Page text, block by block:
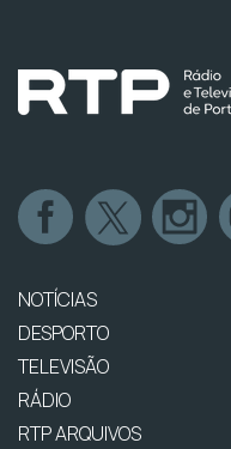
NOTÍCIAS
DESPORTO
TELEVISÃO
RÁDIO
RTP ARQUIVOS